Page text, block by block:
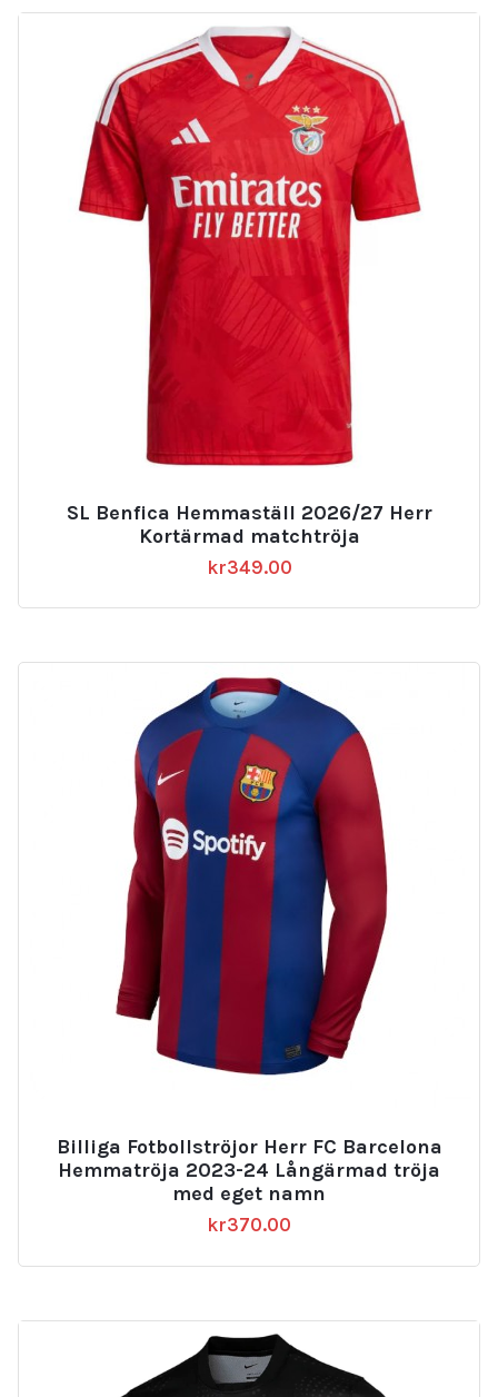
SL Benfica Hemmaställ 2026/27 Herr
Kortärmad matchtröja
kr349.00
Billiga Fotbollströjor Herr FC Barcelona
Hemmatröja 2023-24 Långärmad tröja
med eget namn
kr370.00